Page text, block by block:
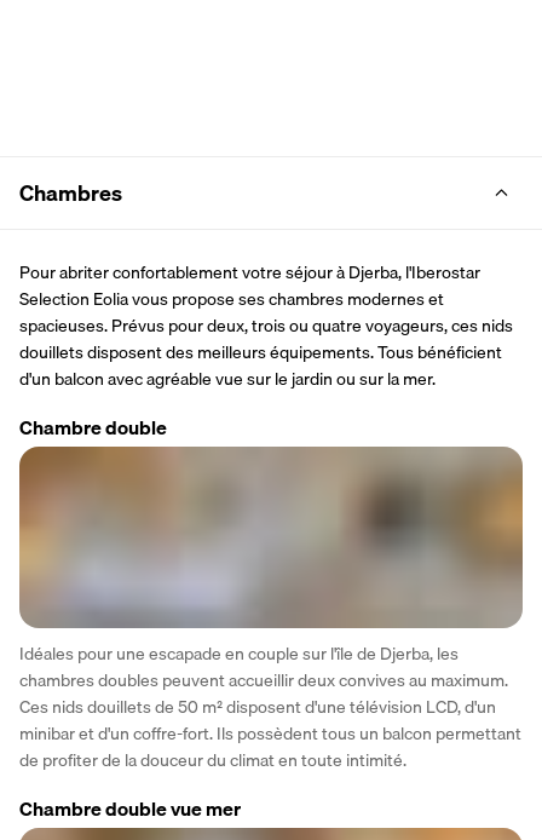
Chambres
Pour abriter confortablement votre séjour à Djerba, l'Iberostar
Selection Eolia vous propose ses chambres modernes et
spacieuses. Prévus pour deux, trois ou quatre voyageurs, ces nids
douillets disposent des meilleurs équipements. Tous bénéficient
d'un balcon avec agréable vue sur le jardin ou sur la mer.
Chambre double
Idéales pour une escapade en couple sur l'île de Djerba, les
chambres doubles peuvent accueillir deux convives au maximum.
Ces nids douillets de 50 m² disposent d'une télévision LCD, d'un
minibar et d'un coffre-fort. Ils possèdent tous un balcon permettant
de profiter de la douceur du climat en toute intimité.
Chambre double vue mer